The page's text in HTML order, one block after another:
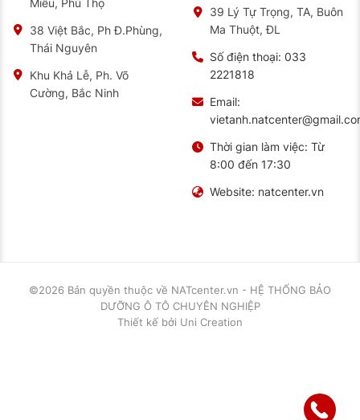
38 Việt Bắc, Ph Đ.Phùng,
Thái Nguyên
Khu Khả Lễ, Ph. Võ
Cường, Bắc Ninh
39 Lý Tự Trọng, TA, Buôn
Ma Thuột, ĐL
Số điện thoại: 033
2221818
Email:
Thời gian làm việc: Từ
8:00 đến 17:30
Website: natcenter.vn
©2026 Bản quyền thuộc về NATcenter.vn - HỆ THỐNG BẢO
DƯỠNG Ô TÔ CHUYÊN NGHIỆP
Thiết kế bởi Uni Creation